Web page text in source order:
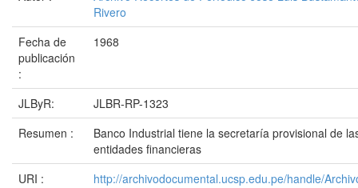
Rivero
Fecha de
publicación
:
1968
JLByR:
JLBR-RP-1323
Resumen :
Banco Industrial tiene la secretaría provisional de
entidades financieras
URI :
http://archivodocumental.ucsp.edu.pe/handle/